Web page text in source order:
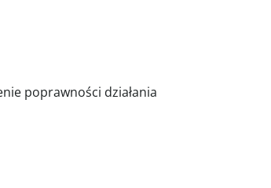
poprawności działania